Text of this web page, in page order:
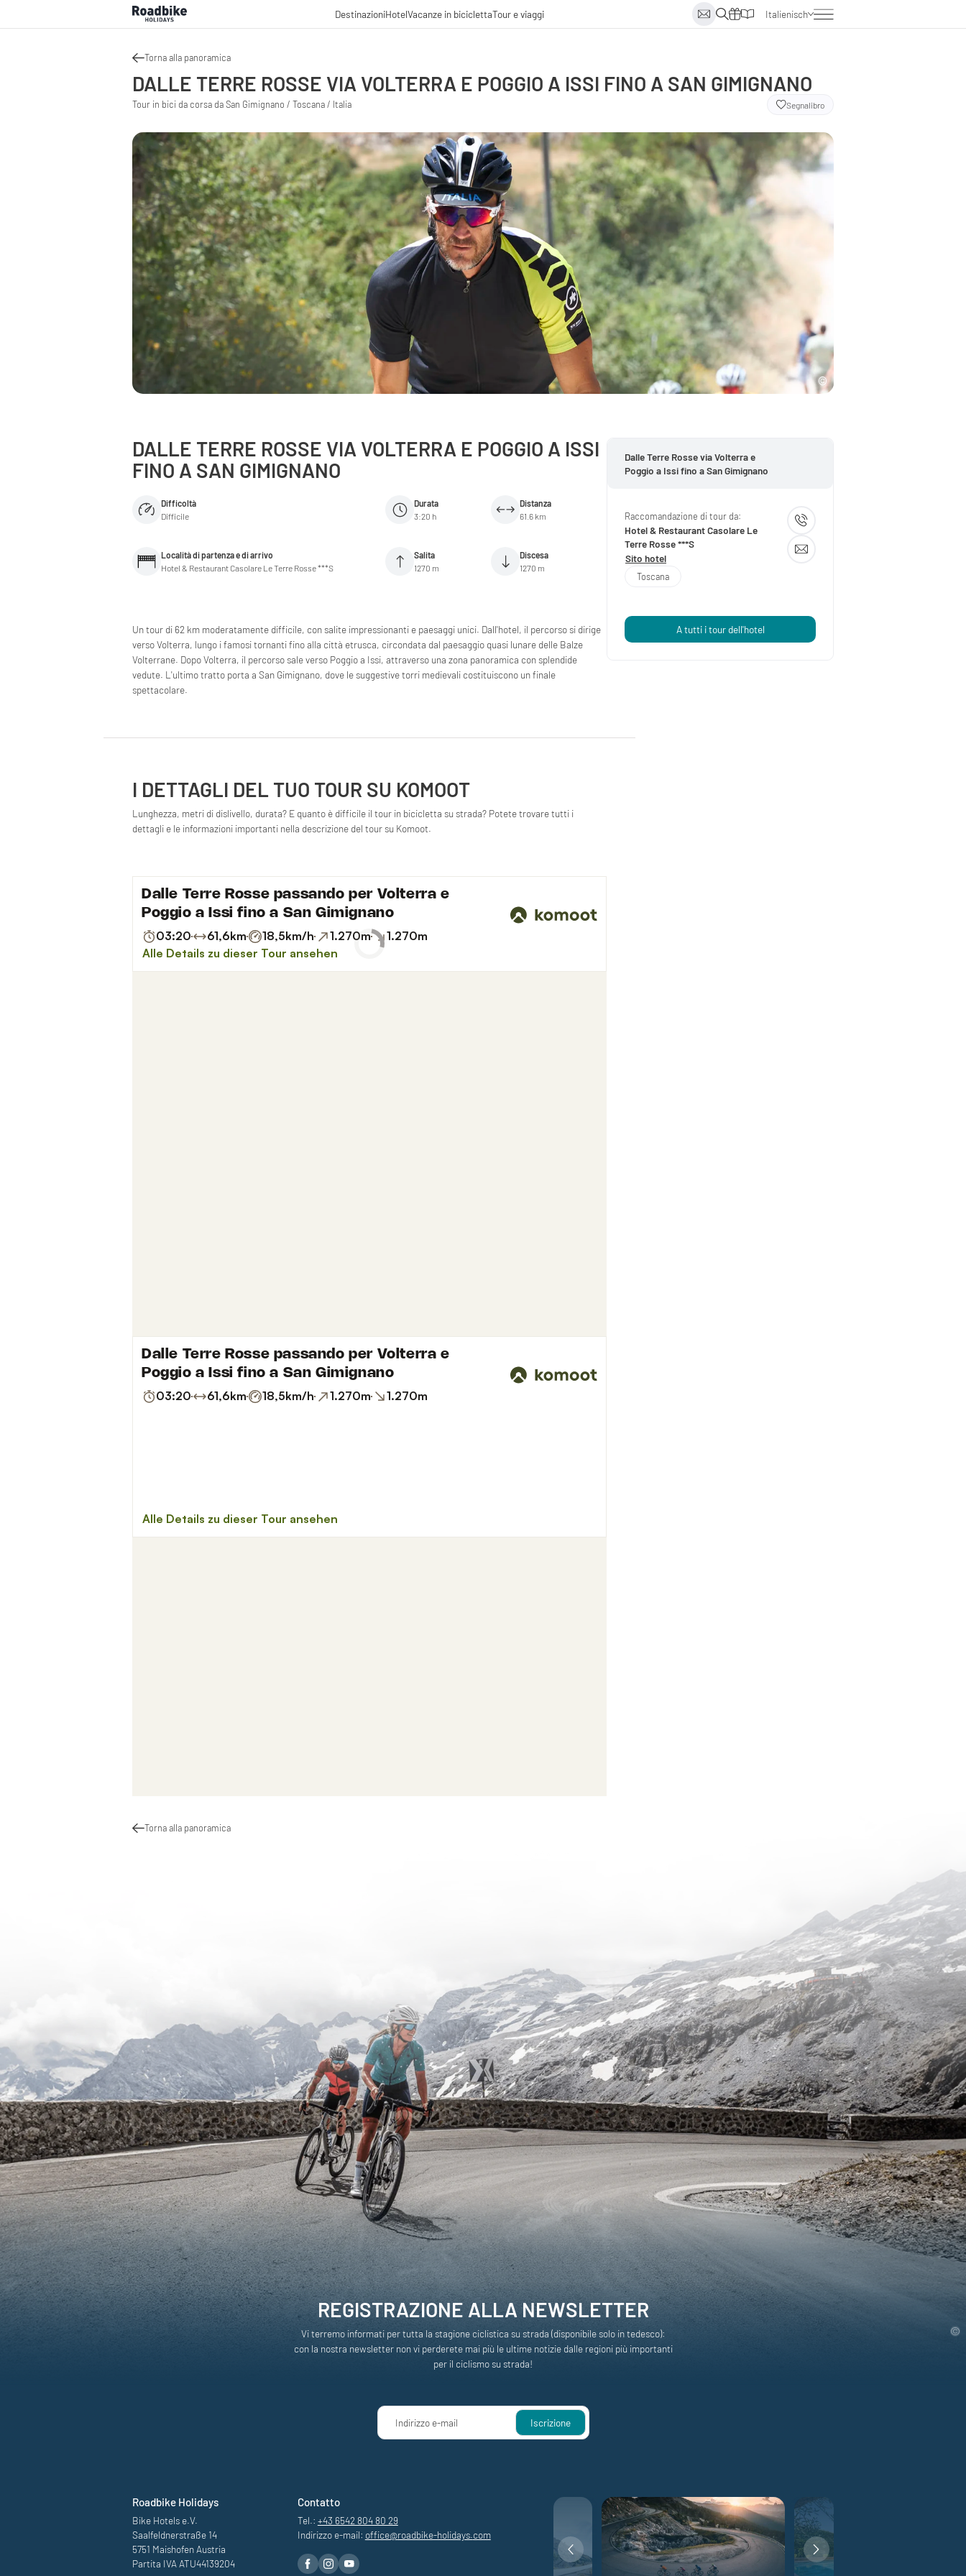
DestinazioniHotelVacanze in biciclettaTour e viaggi Italienisch
Deutsch
Torna alla panoramica
DALLE TERRE ROSSE VIA VOLTERRA E POGGIO A ISSI FINO A SAN GIMIGNANO
Tour in bici da corsa da San Gimignano / Toscana / Italia Segnalibro
DALLE TERRE ROSSE VIA VOLTERRA E POGGIO A ISSI
FINO A SAN GIMIGNANO
Difficoltà
Difficile
Durata
3:20 h
Distanza
61.6 km
Località di partenza e di arrivo
Hotel & Restaurant Casolare Le Terre Rosse ***S
Salita
1270 m
Discesa
1270 m
Un tour di 62 km moderatamente difficile, con salite impressionanti e paesaggi unici. Dall'hotel, il percorso si dirige
verso Volterra, lungo i famosi tornanti fino alla città etrusca, circondata dal paesaggio quasi lunare delle Balze
Volterrane. Dopo Volterra, il percorso sale verso Poggio a Issi, attraverso una zona panoramica con splendide
vedute. L'ultimo tratto porta a San Gimignano, dove le suggestive torri medievali costituiscono un finale
spettacolare.
I DETTAGLI DEL TUO TOUR SU KOMOOT
Lunghezza, metri di dislivello, durata? E quanto è difficile il tour in bicicletta su strada? Potete trovare tutti i
dettagli e le informazioni importanti nella descrizione del tour su Komoot.
Torna alla panoramica
Dalle Terre Rosse via Volterra e
Poggio a Issi fino a San Gimignano
Raccomandazione di tour da:
Hotel & Restaurant Casolare Le
Terre Rosse ***S
Sito hotel
Toscana
A tutti i tour dell'hotel
REGISTRAZIONE ALLA NEWSLETTER
Vi terremo informati per tutta la stagione ciclistica su strada (disponibile solo in tedesco):
con la nostra newsletter non vi perderete mai più le ultime notizie dalle regioni più importanti
per il ciclismo su strada!
Indirizzo e-mail Iscrizione
Roadbike Holidays
Bike Hotels e.V.
Saalfeldnerstraße 14
5751 Maishofen Austria
Partita IVA ATU44139204
Contatto
Tel.: +43 6542 804 80 29
Indirizzo e-mail: office@roadbike-holidays.com